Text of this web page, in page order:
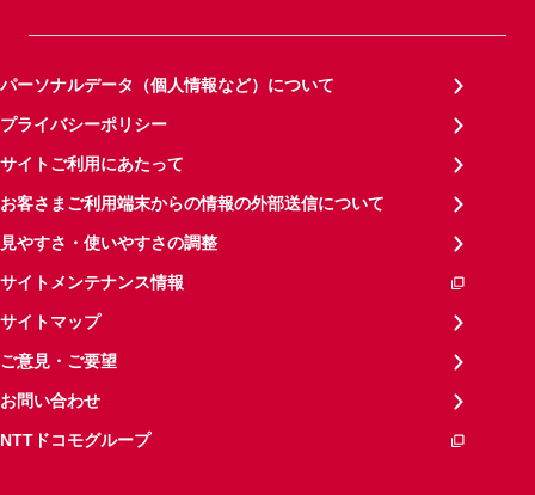
パーソナルデータ（個人情報など）について
プライバシーポリシー
サイトご利用にあたって
お客さまご利用端末からの情報の外部送信について
見やすさ・使いやすさの調整
サイトメンテナンス情報
サイトマップ
ご意見・ご要望
お問い合わせ
NTTドコモグループ